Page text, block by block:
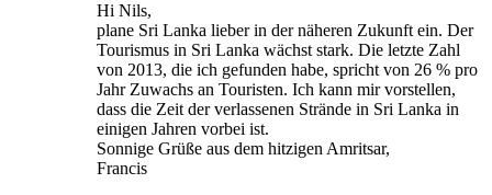
Hi Nils,
plane Sri Lanka lieber in der näheren Zukunft ein. Der
Tourismus in Sri Lanka wächst stark. Die letzte Zahl
von 2013, die ich gefunden habe, spricht von 26 % pro
Jahr Zuwachs an Touristen. Ich kann mir vorstellen,
dass die Zeit der verlassenen Strände in Sri Lanka in
einigen Jahren vorbei ist.
Sonnige Grüße aus dem hitzigen Amritsar,
Francis